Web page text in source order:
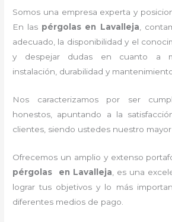
Somos una empresa experta y
En las pérgolas en Lavalleja,
adecuado, la disponibilidad y el
y despejar dudas en cuanto a
instalación, durabilidad y
Nos caracterizamos por ser
honestos, apuntando a la
clientes, siendo ustedes nuestro
Ofrecemos un amplio y extenso
pérgolas en Lavalleja , es una
lograr tus objetivos y lo más
diferentes medios de pago.